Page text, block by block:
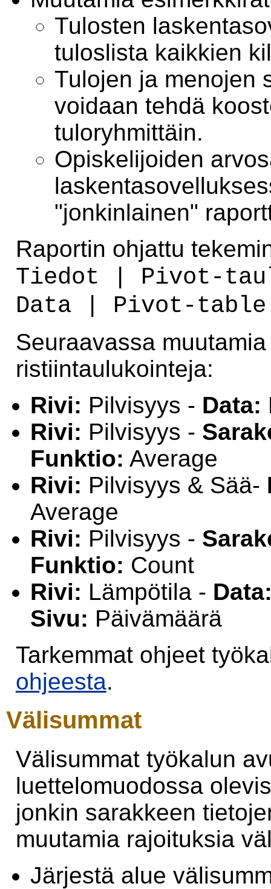
Tulosten
tuloslista kaikkien
Tulojen ja menojen
voidaan tehdä
tuloryhmittäin.
Opiskelijoiden
"jonkinlainen"
Raportin ohjattu
Tiedot | Pivot-
Data | Pivot-
Seuraavassa
ristiintaulukointeja:
Rivi: Pilvisyys - Data:
Rivi: Pilvisyys -
Funktio: Average
Rivi: Pilvisyys & Sää-
Average
Rivi: Pilvisyys -
Funktio: Count
Rivi: Lämpötila -
Sivu: Päivämäärä
Tarkemmat ohjeet
ohjeesta.
Välisummat
Välisummat työkalun
luettelomuodossa
jonkin sarakkeen
muutamia rajoituksia
Järjestä alue